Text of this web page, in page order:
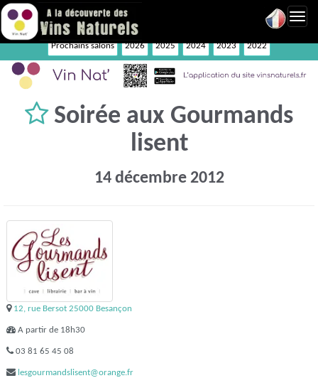
Prochains salons 2026 2025 2024 2023 2022
Soirée aux Gourmands
lisent
14 décembre 2012
12, rue Bersot 25000 Besançon
A partir de 18h30
03 81 65 45 08
lesgourmandslisent@orange.fr